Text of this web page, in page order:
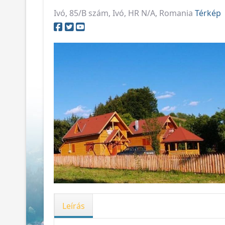
Ivó, 85/B szám, Ivó, HR N/A, Romania Térkép
Leírás